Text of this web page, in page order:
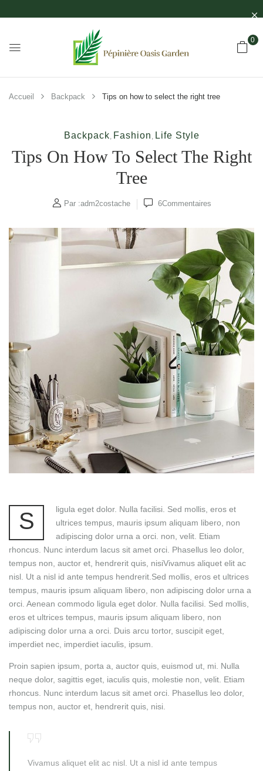
0
Accueil Backpack Tips on how to select the right tree
Backpack, Fashion , Life Style
Tips On How To Select The Right
Tree
Par :adm2costache 6Commentaires
S
ligula eget dolor. Nulla facilisi. Sed mollis, eros et
ultrices tempus, mauris ipsum aliquam libero, non
adipiscing dolor urna a orci. non, velit. Etiam
rhoncus. Nunc interdum lacus sit amet orci. Phasellus leo dolor,
tempus non, auctor et, hendrerit quis, nisiVivamus aliquet elit ac
nisl. Ut a nisl id ante tempus hendrerit.Sed mollis, eros et ultrices
tempus, mauris ipsum aliquam libero, non adipiscing dolor urna a
orci. Aenean commodo ligula eget dolor. Nulla facilisi. Sed mollis,
eros et ultrices tempus, mauris ipsum aliquam libero, non
adipiscing dolor urna a orci. Duis arcu tortor, suscipit eget,
imperdiet nec, imperdiet iaculis, ipsum.
Proin sapien ipsum, porta a, auctor quis, euismod ut, mi. Nulla
neque dolor, sagittis eget, iaculis quis, molestie non, velit. Etiam
rhoncus. Nunc interdum lacus sit amet orci. Phasellus leo dolor,
tempus non, auctor et, hendrerit quis, nisi.
Vivamus aliquet elit ac nisl. Ut a nisl id ante tempus